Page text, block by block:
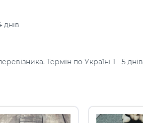
днів
Термін по Україні 1 - 5 днів